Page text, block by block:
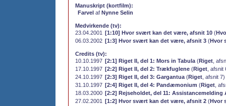
Manuskript (kortfilm):
Farvel af Nynne Selin
Medvirkende (tv):
23.04.2001 [1:10] Hvor svært kan det være, afsnit 10 (
06.03.2002 [1:3] Hvor svært kan det være, afsnit 3 (Hvor
Credits (tv):
10.10.1997 [2:1] Riget II, del 1: Mors in Tabula (Riget ,
17.10.1997 [2:2] Riget II, del 2: Trækfuglene (Riget ,
24.10.1997 [2:3] Riget II, del 3: Gargantua (Riget , afsnit
31.10.1997 [2:4] Riget II, del 4: Pandæmonium (Riget ,
18.03.2000 [2:2] Rejseholdet, del 11: Assistancemelding
27.02.2001 [1:2] Hvor svært kan det være, afsnit 2 (Hvor